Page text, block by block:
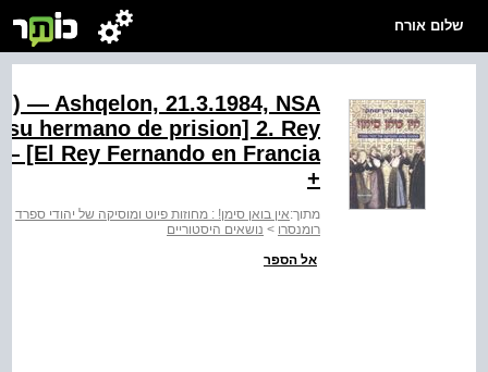
שלום אורח
— Ashqelon, 21.3.1984, NSA
su hermano de prision] 2. Rey
[El Rey Fernando en Francia
+‬
מתוך:אין בואן סימן! : מחוזות פיוט ומוסיקה של יהודי ספרד
רומנסרו > נושאים היסטוריים
אל הספר